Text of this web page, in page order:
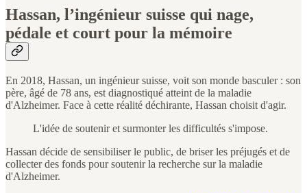
Hassan, l’ingénieur suisse qui nage,
pédale et court pour la mémoire
En 2018, Hassan, un ingénieur suisse, voit son monde basculer : son
père, âgé de 78 ans, est diagnostiqué atteint de la maladie
d'Alzheimer. Face à cette réalité déchirante, Hassan choisit d'agir.
L'idée de soutenir et surmonter les difficultés s'impose.
Hassan décide de sensibiliser le public, de briser les préjugés et de
collecter des fonds pour soutenir la recherche sur la maladie
d'Alzheimer.